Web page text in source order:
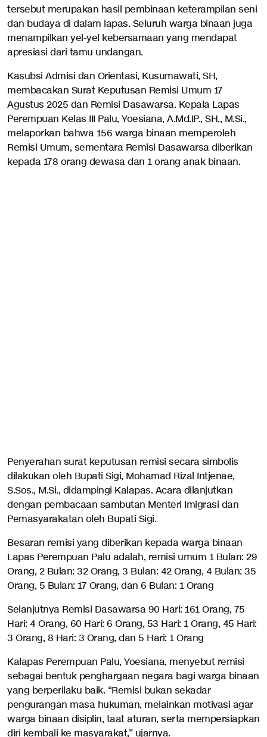
tersebut merupakan hasil pembinaan keterampilan seni
dan budaya di dalam lapas. Seluruh warga binaan juga
menampilkan yel-yel kebersamaan yang mendapat
apresiasi dari tamu undangan.
Kasubsi Admisi dan Orientasi, Kusumawati, SH,
membacakan Surat Keputusan Remisi Umum 17
Agustus 2025 dan Remisi Dasawarsa. Kepala Lapas
Perempuan Kelas III Palu, Yoesiana, A.Md.IP., SH., M.Si.,
melaporkan bahwa 156 warga binaan memperoleh
Remisi Umum, sementara Remisi Dasawarsa diberikan
kepada 178 orang dewasa dan 1 orang anak binaan.
Penyerahan surat keputusan remisi secara simbolis
dilakukan oleh Bupati Sigi, Mohamad Rizal Intjenae,
S.Sos., M.Si., didampingi Kalapas. Acara dilanjutkan
dengan pembacaan sambutan Menteri Imigrasi dan
Pemasyarakatan oleh Bupati Sigi.
Besaran remisi yang diberikan kepada warga binaan
Lapas Perempuan Palu adalah, remisi umum 1 Bulan: 29
Orang, 2 Bulan: 32 Orang, 3 Bulan: 42 Orang, 4 Bulan: 35
Orang, 5 Bulan: 17 Orang, dan 6 Bulan: 1 Orang
Selanjutnya Remisi Dasawarsa 90 Hari: 161 Orang, 75
Hari: 4 Orang, 60 Hari: 6 Orang, 53 Hari: 1 Orang, 45 Hari:
3 Orang, 8 Hari: 3 Orang, dan 5 Hari: 1 Orang
Kalapas Perempuan Palu, Yoesiana, menyebut remisi
sebagai bentuk penghargaan negara bagi warga binaan
yang berperilaku baik. “Remisi bukan sekadar
pengurangan masa hukuman, melainkan motivasi agar
warga binaan disiplin, taat aturan, serta mempersiapkan
diri kembali ke masyarakat,” ujarnya.